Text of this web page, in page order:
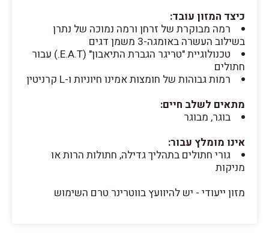
כיצד המזון עובד:
רמה מבוקרת של זרחן ורמה נמוכה של נתרן
בשילוב העשרה באומגה-3 משמן דגים
טכנולוגיית "טריגר הגברת התיאבון" (E.A.T.) עבור
חתולים
רמות גבוהות של חומצות אמינו חיוניות ו-L קרניטין
מתאים לשלב חיים:
בוגר, מבוגר
אינו מומלץ עבור:
גורי חתולים בתהליך גדילה, חתולות הרות או
מניקות
מזון ייעודי - יש להיוועץ בווטרינר טרם השימוש